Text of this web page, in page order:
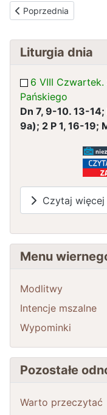
Liturgia dnia
6 VIII
Pańskiego
Dn 7, 9-10. 13-
9a); 2 P 1, 16-19;
Czytaj więcej
Menu
Modlitwy
Intencje mszalne
Wypominki
Pozostałe
Warto przeczytać
Poprzednia strona:
Poprzednia